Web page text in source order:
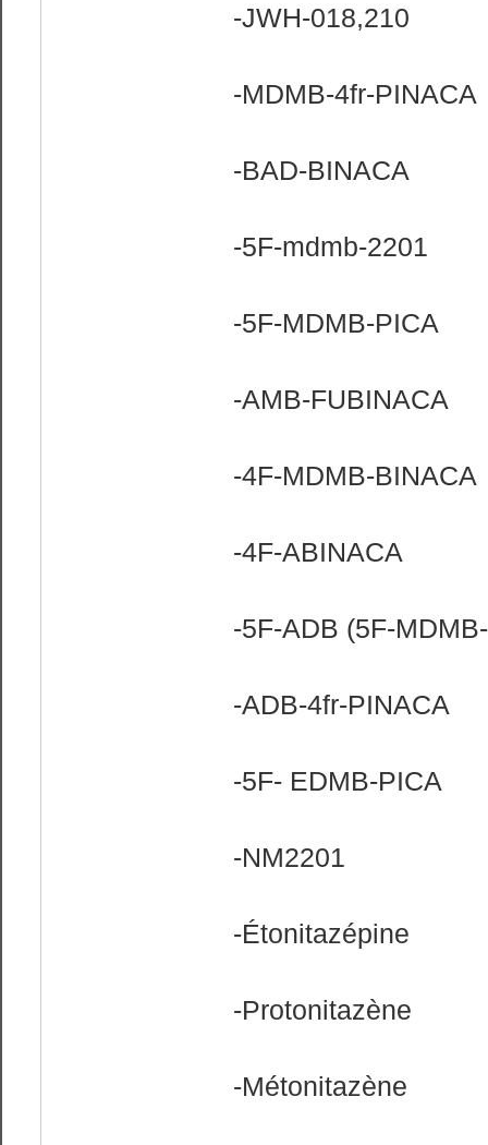
-JWH-018,210
-MDMB-4fr-PINACA
-BAD-BINACA
-5F-mdmb-2201
-5F-MDMB-PICA
-AMB-FUBINACA
-4F-MDMB-BINACA
-4F-ABINACA
-5F-ADB (5F-
-ADB-4fr-PINACA
-5F- EDMB-PICA
-NM2201
-Étonitazépine
-Protonitazène
-Métonitazène